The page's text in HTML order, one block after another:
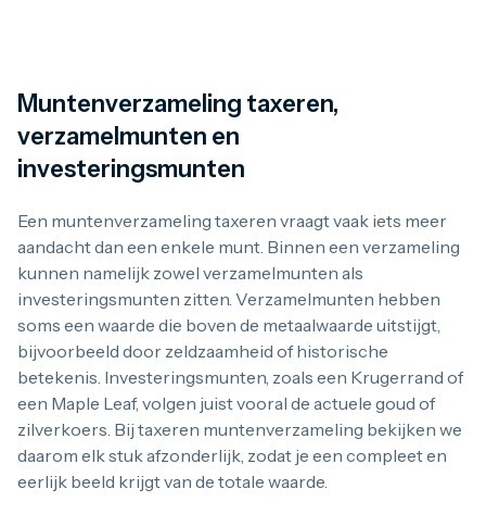
20 gram
100 gram
Baird & Co
Palladium kopen
Palladiumbaren kopen
Koper kopen
Muntenverzameling taxeren,
verzamelmunten en
investeringsmunten
Een muntenverzameling taxeren vraagt vaak iets meer
aandacht dan een enkele munt. Binnen een verzameling
kunnen namelijk zowel verzamelmunten als
investeringsmunten zitten. Verzamelmunten hebben
soms een waarde die boven de metaalwaarde uitstijgt,
bijvoorbeeld door zeldzaamheid of historische
betekenis. Investeringsmunten, zoals een Krugerrand of
een Maple Leaf, volgen juist vooral de actuele goud of
zilverkoers. Bij taxeren muntenverzameling bekijken we
daarom elk stuk afzonderlijk, zodat je een compleet en
eerlijk beeld krijgt van de totale waarde.